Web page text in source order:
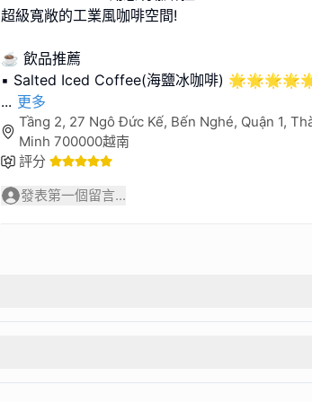
超級寬敞的工業風咖啡空間!
☕️ 飲品推薦
... 更多
Tầng 2, 27 Ngô Đức Kế, Bến Nghé, Quận 1,
Minh 700000越南
評分
發表第一個留言...